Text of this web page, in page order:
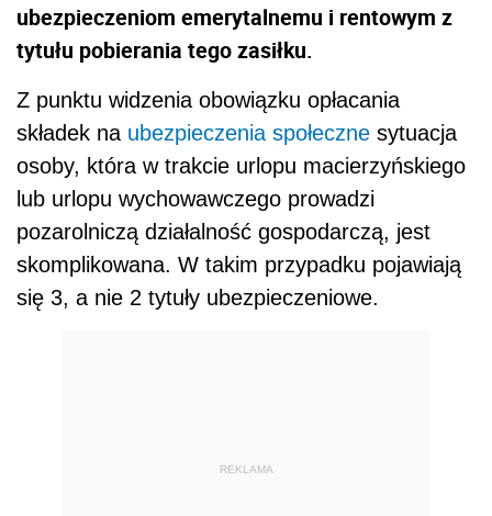
ubezpieczeniom emerytalnemu i rentowym z
tytułu pobierania tego zasiłku.
Z punktu widzenia obowiązku opłacania
składek na ubezpieczenia społeczne sytuacja
osoby, która w trakcie urlopu macierzyńskiego
lub urlopu wychowawczego prowadzi
pozarolniczą działalność gospodarczą, jest
skomplikowana. W takim przypadku pojawiają
się 3, a nie 2 tytuły ubezpieczeniowe.
REKLAMA